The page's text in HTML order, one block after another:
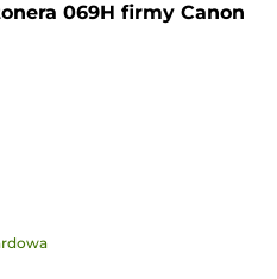
069H firmy Canon